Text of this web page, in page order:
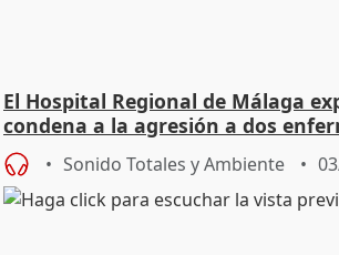
El Hospital Regional de Málaga
condena a la agresión a dos
Urgencias
Sonido Totales y Ambiente